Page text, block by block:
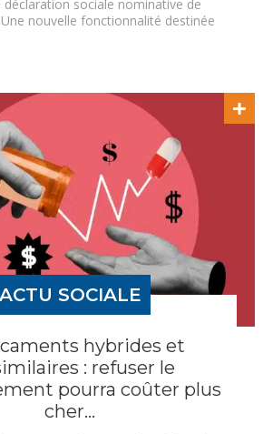
déclaration sociale nominative de
nouvelle fonctionnalité destinée
ACTU SOCIALE
hybrides et
: refuser le
pourra coûter plus
cher…